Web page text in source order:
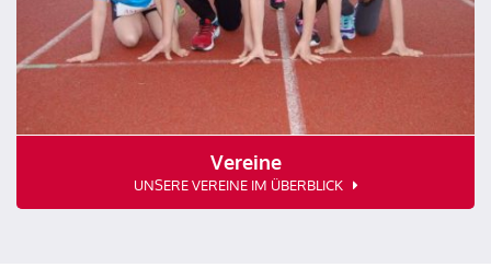
Vereine
UNSERE VEREINE IM ÜBERBLICK